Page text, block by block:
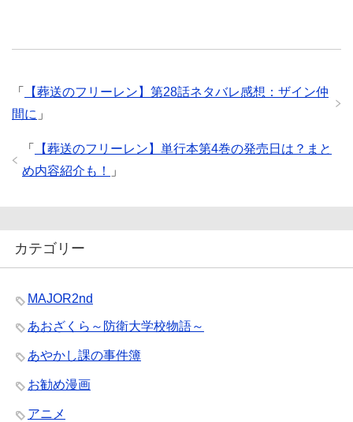
「
【葬送のフリーレン】第28話ネタバレ感想：ザイン仲
間に 」
「
【葬送のフリーレン】単行本第4巻の発売日は？まと
め内容紹介も！
」
カテゴリー
MAJOR2nd
あおざくら～防衛大学校物語～
あやかし課の事件簿
お勧め漫画
アニメ